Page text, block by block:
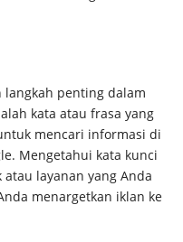
langkah penting dalam
kata atau frasa yang
mencari informasi di
Mengetahui kata kunci
layanan yang Anda
menargetkan iklan ke